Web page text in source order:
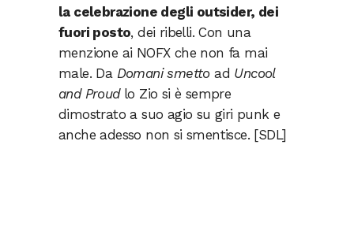
la celebrazione degli outsider, dei
fuori posto, dei ribelli. Con una
menzione ai NOFX che non fa mai
male. Da Domani smettoad Uncool
and Proudlo Zio si è sempre
dimostrato a suo agio su giri punk e
anche adesso non si smentisce. [SDL]